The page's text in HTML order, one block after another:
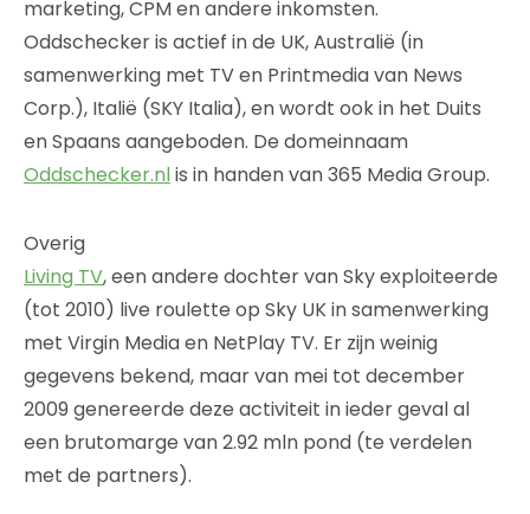
marketing, CPM en andere inkomsten.
Oddschecker is actief in de UK, Australië (in
samenwerking met TV en Printmedia van News
Corp.), Italië (SKY Italia), en wordt ook in het Duits
en Spaans aangeboden. De domeinnaam
Oddschecker.nlis in handen van 365 Media Group.
Overig
Living TV, een andere dochter van Sky exploiteerde
(tot 2010) live roulette op Sky UK in samenwerking
met Virgin Media en NetPlay TV. Er zijn weinig
gegevens bekend, maar van mei tot december
2009 genereerde deze activiteit in ieder geval al
een brutomarge van 2.92 mln pond (te verdelen
met de partners).